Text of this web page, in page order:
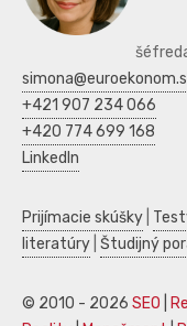
+421 907 234 066
+420 774 699 168
LinkedIn
Prijímacie skúšky
literatúry Študijný
© 2010 - 2026 SEO